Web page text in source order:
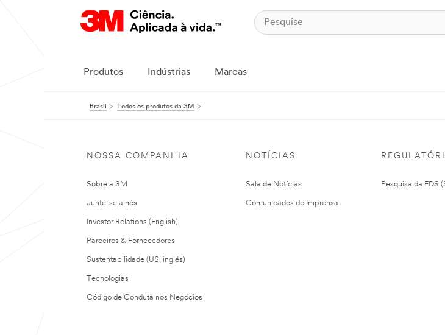
Produtos Indústrias Marcas
Brasil Todos os produtos da 3M
NOSSA COMPANHIA
Sobre a 3M
Junte-se a nós
Investor Relations (English)
Parceiros & Fornecedores
Sustentabilidade (US, inglés)
Tecnologias
Código de Conduta nos Negócios
NOTÍCIAS
Sala de Notícias
Comunicados de Imprensa
Pesquisa da FDS